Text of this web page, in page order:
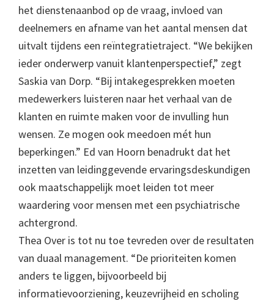
het dienstenaanbod op de vraag, invloed van
deelnemers en afname van het aantal mensen dat
uitvalt tijdens een reïntegratietraject. “We bekijken
ieder onderwerp vanuit klantenperspectief,” zegt
Saskia van Dorp. “Bij intakegesprekken moeten
medewerkers luisteren naar het verhaal van de
klanten en ruimte maken voor de invulling hun
wensen. Ze mogen ook meedoen mét hun
beperkingen.” Ed van Hoorn benadrukt dat het
inzetten van leidinggevende ervaringsdeskundigen
ook maatschappelijk moet leiden tot meer
waardering voor mensen met een psychiatrische
achtergrond.
Thea Over is tot nu toe tevreden over de resultaten
van duaal management. “De prioriteiten komen
anders te liggen, bijvoorbeeld bij
informatievoorziening, keuzevrijheid en scholing